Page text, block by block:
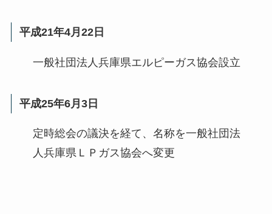
平成21年4月22日
一般社団法人兵庫県エルピーガス協会設立
平成25年6月3日
定時総会の議決を経て、名称を一般社団法
人兵庫県ＬＰガス協会へ変更